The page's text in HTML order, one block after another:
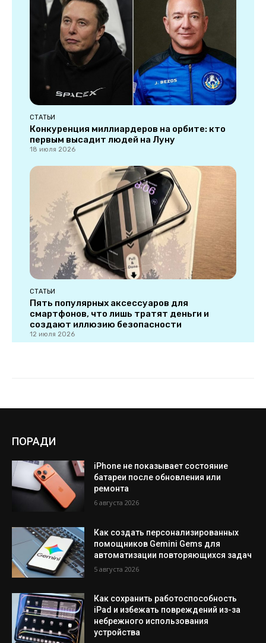
ПОРАДИ
iPhone не показывает состояние
батареи после обновления или
ремонта
6 августа 2026
Как создать персонализированных
помощников Gemini Gems для
автоматизации повторяющихся задач
5 августа 2026
Как сохранить работоспособность
iPad и избежать повреждений из-за
небрежного использования
устройства